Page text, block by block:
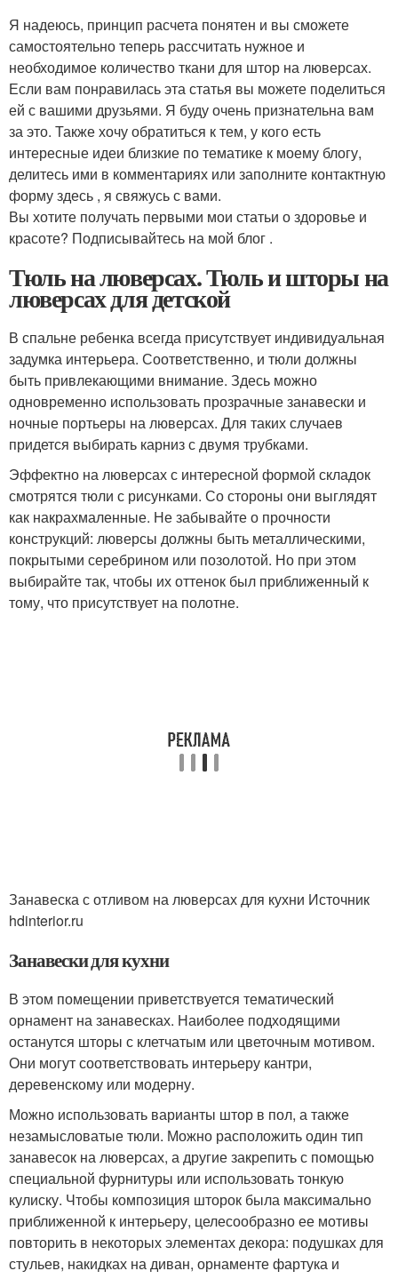
Я надеюсь, принцип расчета понятен и вы сможете
самостоятельно теперь рассчитать нужное и
необходимое количество ткани для штор на люверсах.
Если вам понравилась эта статья вы можете поделиться
ей с вашими друзьями. Я буду очень признательна вам
за это. Также хочу обратиться к тем, у кого есть
интересные идеи близкие по тематике к моему блогу,
делитесь ими в комментариях или заполните контактную
форму здесь , я свяжусь с вами.
Вы хотите получать первыми мои статьи о здоровье и
красоте? Подписывайтесь на мой блог .
Тюль на люверсах. Тюль и шторы на
люверсах для детской
В спальне ребенка всегда присутствует индивидуальная
задумка интерьера. Соответственно, и тюли должны
быть привлекающими внимание. Здесь можно
одновременно использовать прозрачные занавески и
ночные портьеры на люверсах. Для таких случаев
придется выбирать карниз с двумя трубками.
Эффектно на люверсах с интересной формой складок
смотрятся тюли с рисунками. Со стороны они выглядят
как накрахмаленные. Не забывайте о прочности
конструкций: люверсы должны быть металлическими,
покрытыми серебрином или позолотой. Но при этом
выбирайте так, чтобы их оттенок был приближенный к
тому, что присутствует на полотне.
Занавеска с отливом на люверсах для кухни Источник
hdinterior.ru
Занавески для кухни
В этом помещении приветствуется тематический
орнамент на занавесках. Наиболее подходящими
останутся шторы с клетчатым или цветочным мотивом.
Они могут соответствовать интерьеру кантри,
деревенскому или модерну.
Можно использовать варианты штор в пол, а также
незамысловатые тюли. Можно расположить один тип
занавесок на люверсах, а другие закрепить с помощью
специальной фурнитуры или использовать тонкую
кулиску. Чтобы композиция шторок была максимально
приближенной к интерьеру, целесообразно ее мотивы
повторить в некоторых элементах декора: подушках для
стульев, накидках на диван, орнаменте фартука и